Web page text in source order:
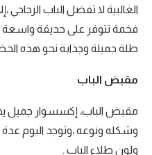
الغالبية لا تفضل الباب
فخمة تتوفر على حديقة واسعة
طلة جميلة وجذابة نحو هذه
مقبض الباب
مقبض الباب، إكسسوار جميل يجب
وشكله ونوعه ،وتوجد اليوم
ولون طلاء الباب .